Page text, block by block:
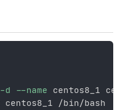
-d
--name
centos8_1 /bin/bash